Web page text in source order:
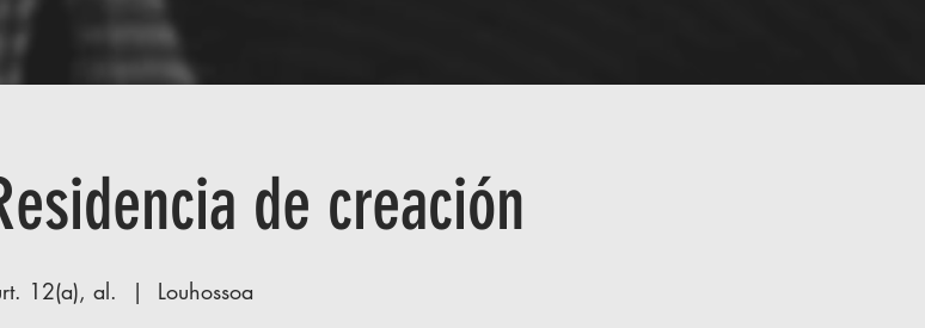
de creación
12(a), al.
  |
Louhossoa